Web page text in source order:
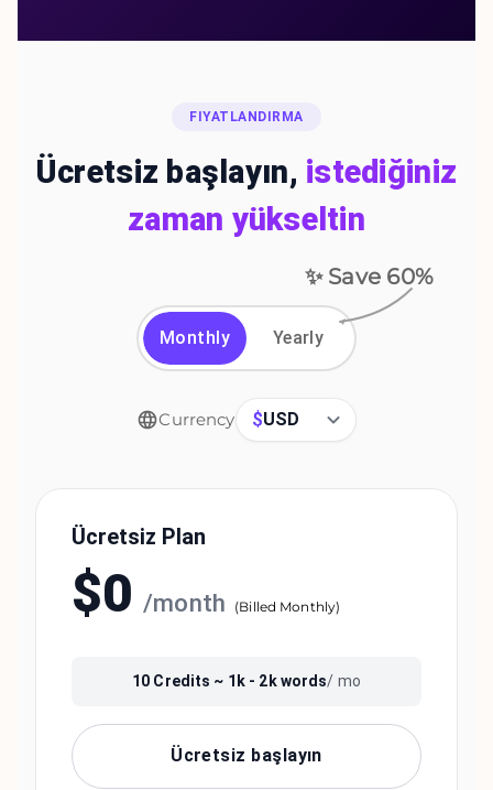
FIYATLANDIRMA
Ücretsiz başlayın, istediğiniz
zaman yükseltin
✨ Save 60%
Monthly Yearly
Currency $USD
Ücretsiz Plan
$0 /month (Billed Monthly)
10 Credits ~ 1k - 2kwords/ mo
Ücretsiz başlayın